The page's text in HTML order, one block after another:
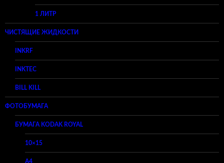
1 ЛИТР
ЧИСТЯЩИЕ ЖИДКОСТИ
INKRF
INKTEC
BILL KILL
ФОТОБУМАГА
БУМАГА KODAK ROYAL
10×15
A4